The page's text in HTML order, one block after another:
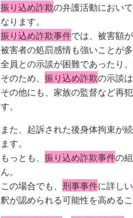
振り込め詐欺の弁護活動において
なります。
振り込め詐欺事件では、被害額
被害者の処罰感情も強いことが
全員との示談が困難であったり
そのため、 振り込め詐欺の示談
その他にも、家族の監督など再
す。
また、起訴された後身体拘束が
ます。
もっとも、 振り込め詐欺事件の
ん。
この場合でも、 刑事事件に詳しい
釈が認められる可能性を高める